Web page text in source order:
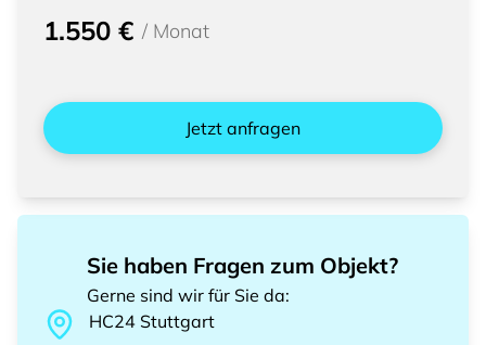
1.550 € / Monat
Jetzt anfragen
Sie haben Fragen zum Objekt?
Gerne sind wir für Sie da:
HC24 Stuttgart